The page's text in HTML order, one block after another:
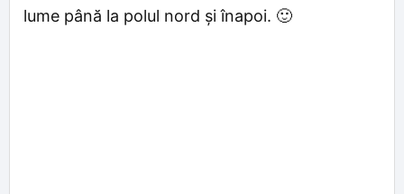
lume până la polul nord și înapoi. 🙂